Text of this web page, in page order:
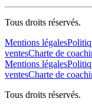
Tous droits réservés.
Mentions légales
ventesCharte de
Mentions légales
ventesCharte de
Tous droits réservés.